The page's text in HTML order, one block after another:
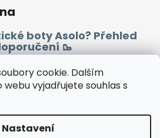
cookie. Dalším
vyjadřujete souhlas s
Nastavení
boty Asolo? Přehled
🥾